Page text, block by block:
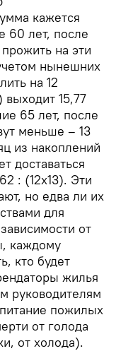
кажется
60 лет, после
на эти
нынешних
на 12
15,77
65 лет, после
меньше – 13
из накоплений
доставаться
: (12x13). Эти
но едва ли их
для
от
каждому
кто будет
жилья
руководителям
пожилых
от голода
от холода).